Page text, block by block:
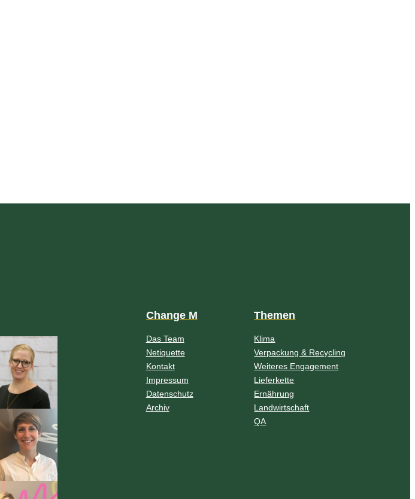
Change M
Das Team
Netiquette
Kontakt
Impressum
Datenschutz
Archiv
Themen
Klima
Verpackung & Recycling
Weiteres Engagement
Lieferkette
Ernährung
Landwirtschaft
QA